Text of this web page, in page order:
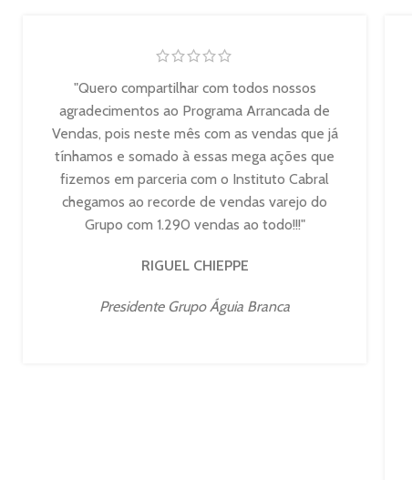
"Quero compartilhar com todos nossos
agradecimentos ao Programa Arrancada de
Vendas, pois neste mês com as vendas que já
tínhamos e somado à essas mega ações que
fizemos em parceria com o Instituto Cabral
chegamos ao recorde de vendas varejo do
Grupo com 1.290 vendas ao todo!!!"
RIGUEL CHIEPPE
Presidente Grupo Águia Branca